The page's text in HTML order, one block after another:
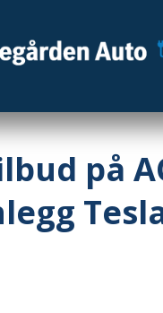
på